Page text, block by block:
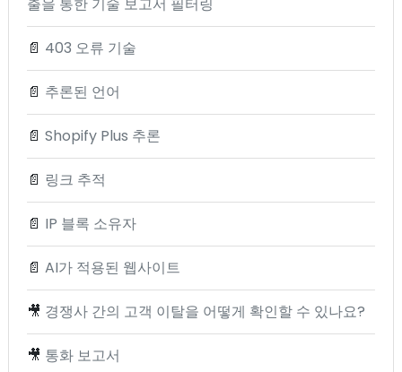
📄 403 오류 기술
📄 추론된 언어
📄 Shopify Plus 추론
📄 링크 추적
📄 IP 블록 소유자
📄 AI가 적용된 웹사이트
🎥 경쟁사 간의 고객 이탈을 어떻게 확인할 수 있나요?
🎥 통화 보고서